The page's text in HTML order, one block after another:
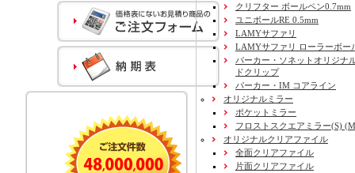
クリフター ボールペン0.7mm
ユニボールRE 0.5mm
LAMYサファリ
LAMYサファリ ローラーボー
パーカー・ソネットオリジナ
ドクリップ
パーカー・IM コアライン
オリジナルミラー
ポケットミラー
フロストスクエアミラー(S)
オリジナルクリアファイル
全面クリアファイル
片面クリアファイル